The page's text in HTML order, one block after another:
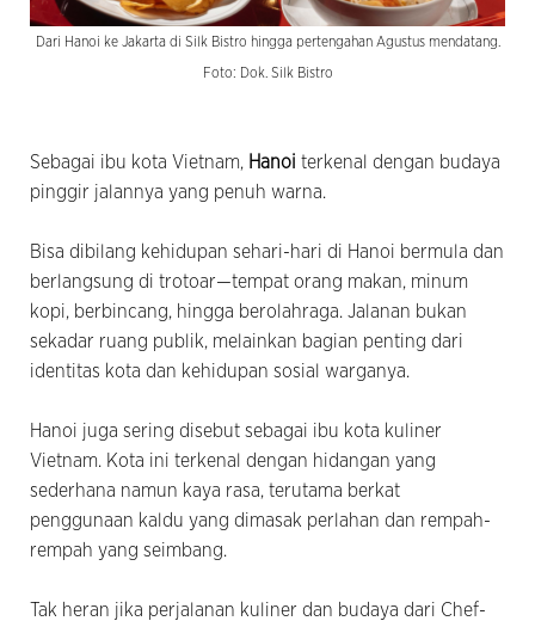
Dari Hanoi ke Jakarta di Silk Bistro hingga pertengahan Agustus mendatang.
Foto: Dok. Silk Bistro
Sebagai ibu kota Vietnam, Hanoi terkenal dengan budaya
pinggir jalannya yang penuh warna.
Bisa dibilang kehidupan sehari-hari di Hanoi bermula dan
berlangsung di trotoar—tempat orang makan, minum
kopi, berbincang, hingga berolahraga. Jalanan bukan
sekadar ruang publik, melainkan bagian penting dari
identitas kota dan kehidupan sosial warganya.
Hanoi juga sering disebut sebagai ibu kota kuliner
Vietnam. Kota ini terkenal dengan hidangan yang
sederhana namun kaya rasa, terutama berkat
penggunaan kaldu yang dimasak perlahan dan rempah-
rempah yang seimbang.
Tak heran jika perjalanan kuliner dan budaya dari Chef-